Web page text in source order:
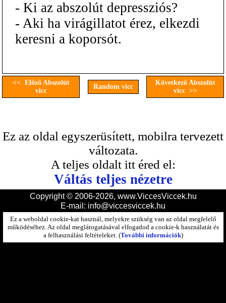
- Ki az abszolút depressziós?
- Aki ha virágillatot érez, elkezdi
keresni a koporsót.
<< Előző Abszolút
vicc
Random vicc
Következő Abszolút
vicc >>
Ez az oldal egyszerüsített, mobilra tervezett
változata.
A teljes oldalt itt éred el:
Váltás teljes nézetre
Copyright © 2006-2026, www.ViccesViccek.hu
E-mail: info@viccesviccek.hu
Ez a weboldal cookie-kat használ, melyekre szükség van az oldal megfelelő
működéséhez. Az oldal meglátogatásával elfogadod a cookie-k használatát és
a felhasználási feltételeket. (További információk)